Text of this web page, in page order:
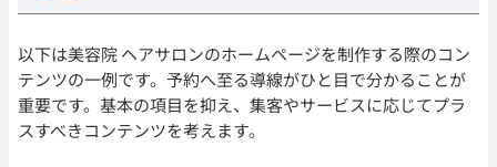
以下は美容院 ヘアサロンのホームページを制作する際のコン
テンツの一例です。予約へ至る導線がひと目で分かることが
重要です。基本の項目を抑え、集客やサービスに応じてプラ
スすべきコンテンツを考えます。